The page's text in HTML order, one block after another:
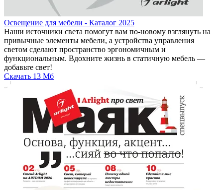
Освещение для мебели - Каталог 2025
Наши источники света помогут вам по-новому взглянуть на
привычные элементы мебели, а устройства управления
светом сделают пространство эргономичным и
функциональным. Вдохните жизнь в статичную мебель —
добавьте свет!
Скачать 13 Мб